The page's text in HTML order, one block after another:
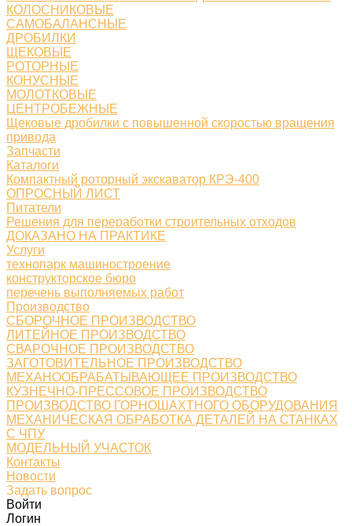
КОЛОСНИКОВЫЕ
САМОБАЛАНСНЫЕ
ДРОБИЛКИ
ЩЕКОВЫЕ
РОТОРНЫЕ
КОНУСНЫЕ
МОЛОТКОВЫЕ
ЦЕНТРОБЕЖНЫЕ
Щековые дробилки с повышенной скоростью вращения
привода
Запчасти
Каталоги
Компактный роторный экскаватор КРЭ-400
ОПРОСНЫЙ ЛИСТ
Питатели
Решения для переработки строительных отходов
ДОКАЗАНО НА ПРАКТИКЕ
Услуги
технопарк машиностроение
конструкторское бюро
перечень выполняемых работ
Производство
СБОРОЧНОЕ ПРОИЗВОДСТВО
ЛИТЕЙНОЕ ПРОИЗВОДСТВО
СВАРОЧНОЕ ПРОИЗВОДСТВО
ЗАГОТОВИТЕЛЬНОЕ ПРОИЗВОДСТВО
МЕХАНООБРАБАТЫВАЮЩЕЕ ПРОИЗВОДСТВО
КУЗНЕЧНО-ПРЕССОВОЕ ПРОИЗВОДСТВО
ПРОИЗВОДСТВО ГОРНОШАХТНОГО ОБОРУДОВАНИЯ
МЕХАНИЧЕСКАЯ ОБРАБОТКА ДЕТАЛЕЙ НА СТАНКАХ
С ЧПУ
МОДЕЛЬНЫЙ УЧАСТОК
Контакты
Новости
Задать вопрос
Войти
Логин